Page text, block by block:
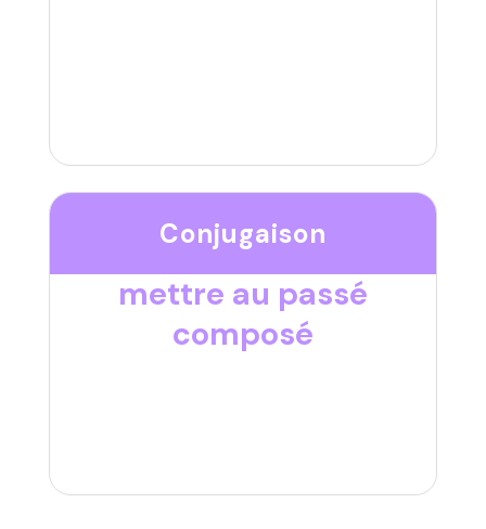
Conjugaison
mettre au passé
composé